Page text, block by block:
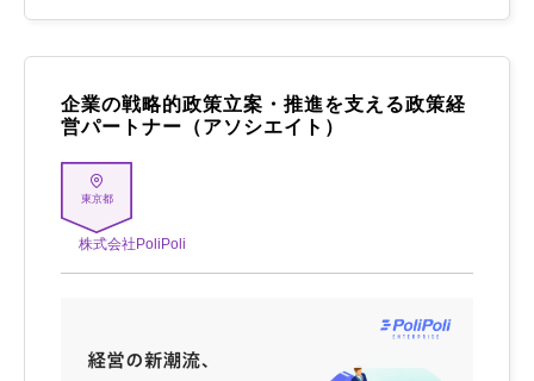
企業の戦略的政策立案・推進を支える政策経
営パートナー（アソシエイト）
東京都
株式会社PoliPoli